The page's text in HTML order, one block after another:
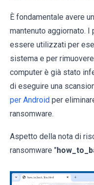
È fondamentale avere
mantenuto aggiornato.
essere utilizzati per
sistema e per
computer è già stato
di eseguire una
per Android per
ransomware.
Aspetto della nota di
ransomware "